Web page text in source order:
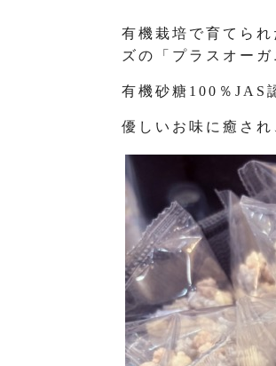
有機栽培で育てら
ズの「プラスオー
有機砂糖100％JAS
優しいお味に癒さ